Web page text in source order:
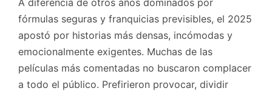
fórmulas seguras y franquicias previsibles, el 2025
apostó por historias más densas, incómodas y
emocionalmente exigentes. Muchas de las
películas más comentadas no buscaron complacer
a todo el público. Prefirieron provocar, dividir